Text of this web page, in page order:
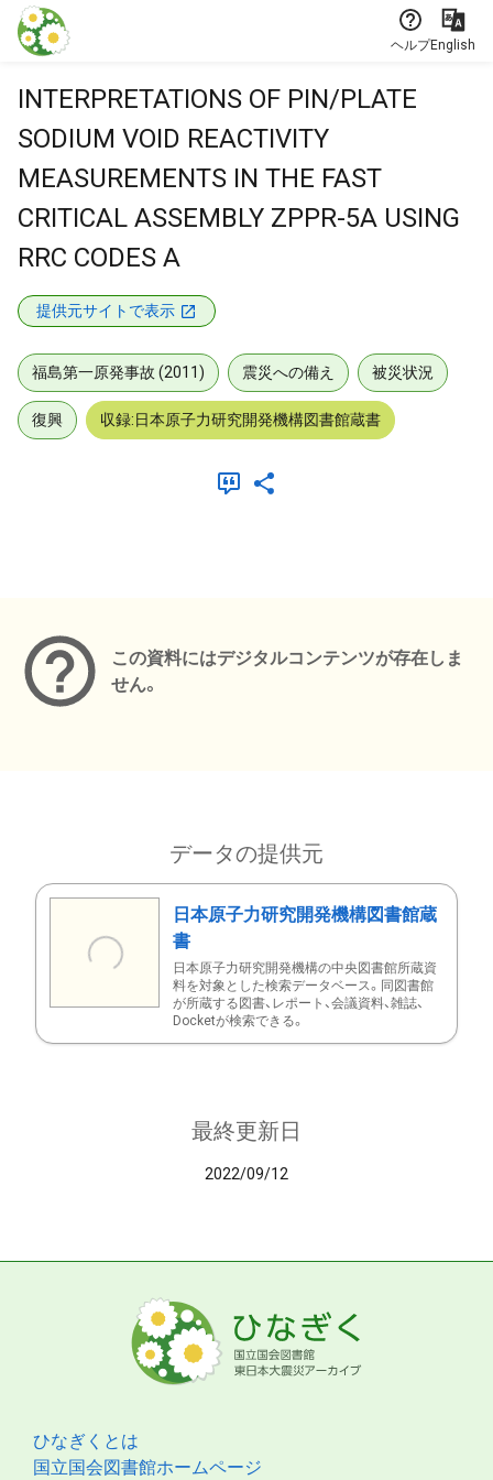
本文に飛ぶ
ヘルプEnglish
INTERPRETATIONS OF PIN/PLATE
SODIUM VOID REACTIVITY
MEASUREMENTS IN THE FAST
CRITICAL ASSEMBLY ZPPR-5A USING
RRC CODES A
提供元サイトで表示
福島第一原発事故 (2011) 震災への備え 被災状況
復興 収録:日本原子力研究開発機構図書館蔵書
この資料にはデジタルコンテンツが存在しま
せん。
データの提供元
日本原子力研究開発機構図書館蔵
書
日本原子力研究開発機構の中央図書館所蔵資
料を対象とした検索データベース。同図書館
が所蔵する図書、レポート、会議資料、雑誌、
Docketが検索できる。
最終更新日
2022/09/12
ひなぎくとは
国立国会図書館ホームページ